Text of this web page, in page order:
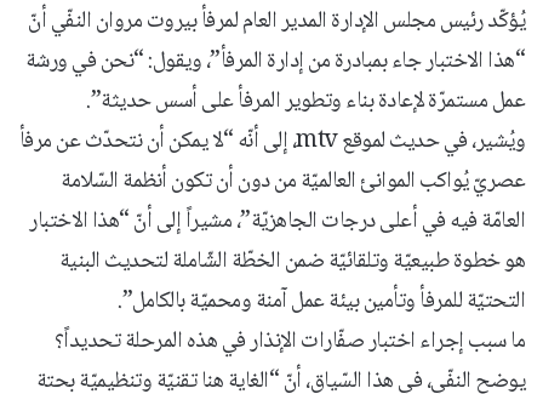
يُؤكّد رئيس مجلس الإدارة المدير العام لمرفأ بيروت مروان النفّي أنّ
“هذا الاختبار جاء بمبادرة من إدارة المرفأ”، ويقول: “نحن في ورشة
عمل مستمرّة لإعادة بناء وتطوير المرفأ على أسس حديثة”.
ويُشير، في حديث لموقع mtv، إلى أنّه “لا يمكن أن نتحدّث عن مرفأ
عصريّ يُواكب الموانئ العالميّة من دون أن تكون أنظمة السّلامة
العامّة فيه في أعلى درجات الجاهزيّة”، مشيراً إلى أنّ “هذا الاختبار
هو خطوة طبيعيّة وتلقائيّة ضمن الخطّة الشّاملة لتحديث البنية
التحتيّة للمرفأ وتأمين بيئة عمل آمنة ومحميّة بالكامل”.
ما سبب إجراء اختبار صفّارات الإنذار في هذه المرحلة تحديداً؟
يوضح النفّي، في هذا السّياق، أنّ “الغاية هنا تقنيّة وتنظيميّة بحتة